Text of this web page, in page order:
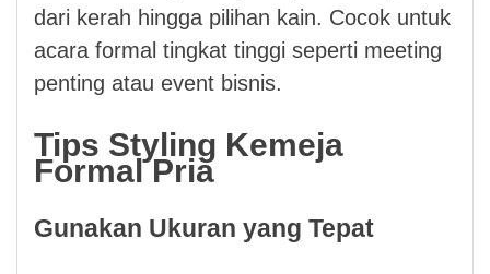
dari kerah hingga pilihan kain. Cocok untuk
acara formal tingkat tinggi seperti meeting
penting atau event bisnis.
Tips Styling Kemeja
Formal Pria
Gunakan Ukuran yang Tepat